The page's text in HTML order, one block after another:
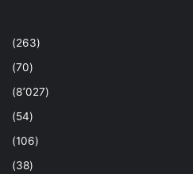
(263)
(70)
(8٬027)
(54)
(106)
(38)